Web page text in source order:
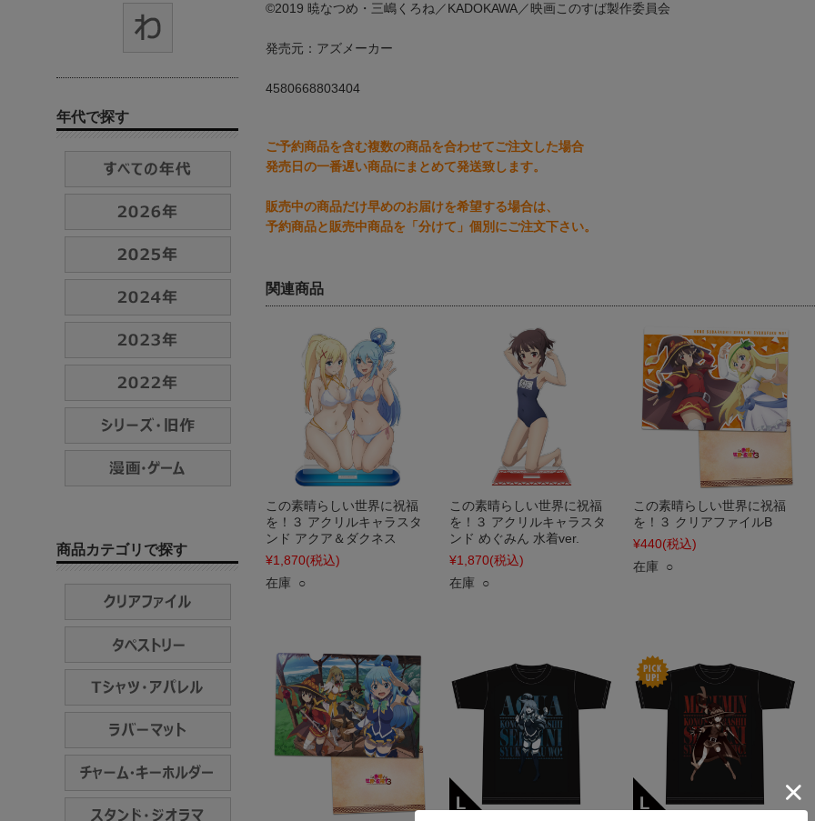
©2019 暁なつめ・三嶋くろね／KADOKAWA／映画このすば製作委員会
発売元：アズメーカー
4580668803404
ご予約商品を含む複数の商品を合わせてご注文した場合
発売日の一番遅い商品にまとめて発送致します。
販売中の商品だけ早めのお届けを希望する場合は、
予約商品と販売中商品を「分けて」個別にご注文下さい。
関連商品
この素晴らしい世界に祝福
を！３ アクリルキャラスタ
ンド アクア＆ダクネス
¥1,870(税込)
在庫 ○
この素晴らしい世界に祝福
を！３ アクリルキャラスタ
ンド めぐみん 水着ver.
¥1,870(税込)
在庫 ○
この素晴らしい世界に祝福
を！３ クリアファイルB
¥440(税込)
在庫 ○
年代で探す
商品カテゴリで探す